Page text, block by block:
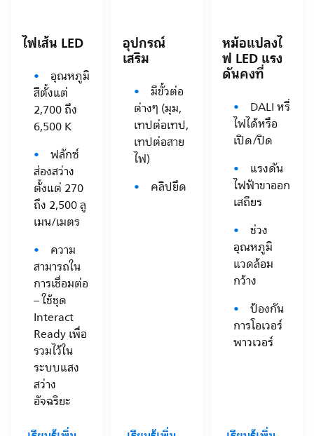
ไฟเส้น LED
อุณหภูมิ
สีตั้งแต่
2,700 ถึง
6,500 K
ฟลักซ์
ส่องสว่าง
ตั้งแต่ 270
ถึง 2,500 ลู
เมน/เมตร
ความ
สามารถใน
การเชื่อมต่อ
– ใช้ชุด
Interact
Ready เพื่อ
รวมไว้ใน
ระบบแสง
สว่าง
อัจฉริยะ
อุปกรณ์
เสริม
มีขั้วต่อ
ต่างๆ (มุม,
เทปต่อเทป,
เทปต่อสาย
ไฟ)
คลิปยึด
หม้อแปลงไ
ฟ LED แรง
ดันคงที่
DALI หรี่
ไฟได้หรือ
เปิด/ปิด
แรงดัน
ไฟฟ้าขาออก
เสถียร
ช่วง
อุณหภูมิ
แวดล้อม
กว้าง
ป้องกัน
การโอเวอร์
พาวเวอร์